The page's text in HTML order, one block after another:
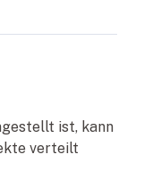
ist, kann
verteilt